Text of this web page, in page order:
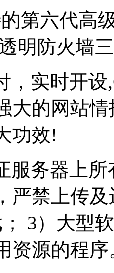
第六代高
明防火墙
，实时开
大的网站
功效!
服务器上
严禁上传
3）大型
资源的程序